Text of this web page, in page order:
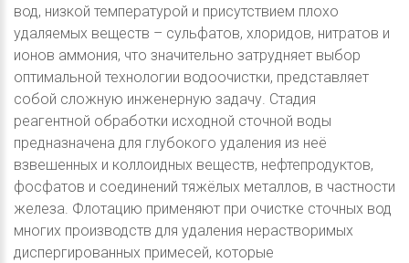
вод, низкой температурой и присутствием плохо
удаляемых веществ – сульфатов, хлоридов, нитратов и
ионов аммония, что значительно затрудняет выбор
оптимальной технологии водоочистки, представляет
собой сложную инженерную задачу. Стадия
реагентной обработки исходной сточной воды
предназначена для глубокого удаления из неё
взвешенных и коллоидных веществ, нефтепродуктов,
фосфатов и соединений тяжёлых металлов, в частности
железа. Флотацию применяют при очистке сточных вод
многих производств для удаления нерастворимых
диспергированных примесей, которые